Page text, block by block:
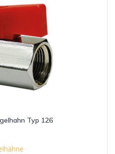
Typ 126